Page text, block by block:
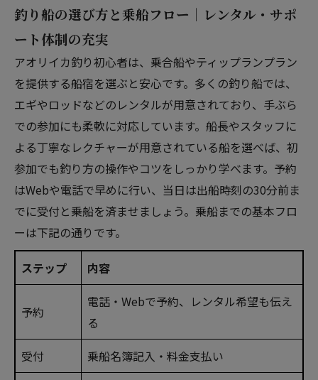
釣り船の選び方と乗船フロー｜レンタル・サポ
ート体制の充実
アオリイカ釣り初心者は、乗合船やティップランプラン
を提供する船宿を選ぶと安心です。多くの釣り船では、
エギやロッドなどのレンタルが用意されており、手ぶら
での参加にも柔軟に対応しています。船長やスタッフに
よる丁寧なレクチャーが用意されている船を選べば、初
参加でも釣り方の操作やコツをしっかり学べます。予約
はWebや電話で早めに行い、当日は出船時刻の30分前ま
でに受付と乗船を済ませましょう。乗船までの基本フロ
ーは下記の通りです。
ステップ 内容
予約
電話・Webで予約、レンタル希望も伝え
る
受付
乗船名簿記入・料金支払い